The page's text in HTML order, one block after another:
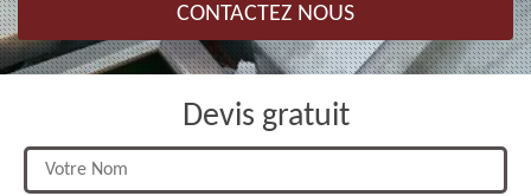
CONTACTEZ NOUS
Devis gratuit